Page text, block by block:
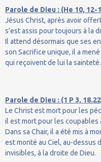
Parole de Dieu : (He 10,
Jésus Christ, après avoir
s’est assis pour toujours à la
Il attend désormais que ses
son Sacrifice unique, il a
qui reçoivent de lui la sainteté.
Parole de Dieu : (1 P 3,
Le Christ est mort pour les
il est mort pour les
Dans sa Chair, il a été mis à
est monté au Ciel, au-dessus
invisibles, à la droite de Dieu.